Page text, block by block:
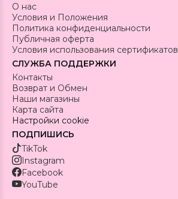
О нас
Условия и Положения
Политика конфиденциальности
Публичная оферта
Условия использования сертификатов
СЛУЖБА ПОДДЕРЖКИ
Контакты
Возврат и Обмен
Наши магазины
Карта сайта
Настройки cookie
ПОДПИШИСЬ
TikTok
Instagram
Facebook
YouTube